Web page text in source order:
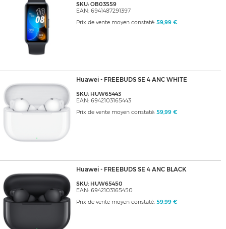
SKU: OB03559
EAN: 6941487291397
Prix de vente moyen constaté: 59,99 €
Huawei - FREEBUDS SE 4 ANC WHITE
SKU: HUW65443
EAN: 6942103165443
Prix de vente moyen constaté: 59,99 €
Huawei - FREEBUDS SE 4 ANC BLACK
SKU: HUW65450
EAN: 6942103165450
Prix de vente moyen constaté: 59,99 €